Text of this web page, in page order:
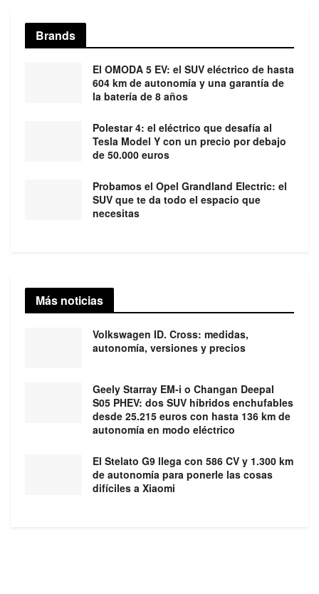
Brands
El OMODA 5 EV: el SUV eléctrico de hasta
604 km de autonomía y una garantía de
la batería de 8 años
Polestar 4: el eléctrico que desafía al
Tesla Model Y con un precio por debajo
de 50.000 euros
Probamos el Opel Grandland Electric: el
SUV que te da todo el espacio que
necesitas
Más noticias
Volkswagen ID. Cross: medidas,
autonomía, versiones y precios
Geely Starray EM-i o Changan Deepal
S05 PHEV: dos SUV híbridos enchufables
desde 25.215 euros con hasta 136 km de
autonomía en modo eléctrico
El Stelato G9 llega con 586 CV y 1.300 km
de autonomía para ponerle las cosas
difíciles a Xiaomi